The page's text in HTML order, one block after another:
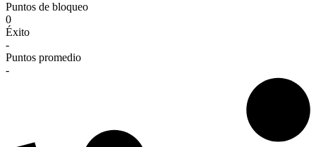
Puntos de bloqueo
0
Éxito
-
Puntos promedio
-